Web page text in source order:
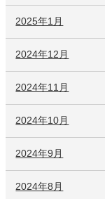
2025年1月
2024年12月
2024年11月
2024年10月
2024年9月
2024年8月